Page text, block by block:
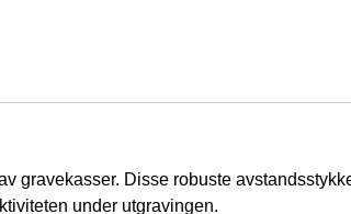
gravekasser. Disse robuste
under utgravingen.